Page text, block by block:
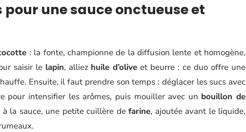
pour une sauce onctueuse et
: la fonte, championne de la diffusion lente et homogène,
saisir le lapin, alliez huile d’olive et beurre : ce duo offre une
Ensuite, il faut prendre son temps : déglacer les sucs avec
pour intensifier les arômes, puis mouiller avec un bouillon de
à la sauce, une petite cuillère de farine, ajoutée avant le liquide,